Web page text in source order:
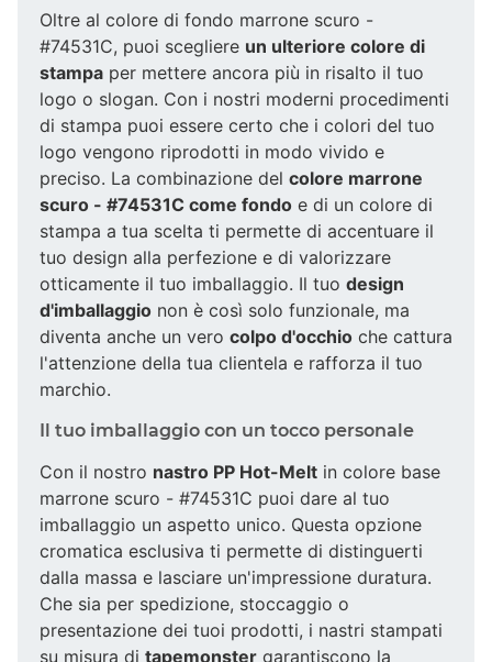
Oltre al colore di fondo marrone scuro -
#74531C, puoi scegliere un ulteriore colore di
stampa per mettere ancora più in risalto il tuo
logo o slogan. Con i nostri moderni procedimenti
di stampa puoi essere certo che i colori del tuo
logo vengono riprodotti in modo vivido e
preciso. La combinazione del colore marrone
scuro - #74531C come fondo e di un colore di
stampa a tua scelta ti permette di accentuare il
tuo design alla perfezione e di valorizzare
otticamente il tuo imballaggio. Il tuo design
d'imballaggio non è così solo funzionale, ma
diventa anche un vero colpo d'occhio che cattura
l'attenzione della tua clientela e rafforza il tuo
marchio.
Il tuo imballaggio con un tocco personale
Con il nostro nastro PP Hot-Melt in colore base
marrone scuro - #74531C puoi dare al tuo
imballaggio un aspetto unico. Questa opzione
cromatica esclusiva ti permette di distinguerti
dalla massa e lasciare un'impressione duratura.
Che sia per spedizione, stoccaggio o
presentazione dei tuoi prodotti, i nastri stampati
su misura di tapemonster garantiscono la